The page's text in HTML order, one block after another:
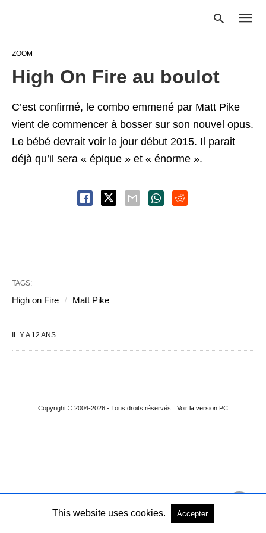
your
search
query
and
ZOOM
High On Fire au boulot
C’est confirmé, le combo emmené par Matt Pike
vient de commencer à bosser sur son nouvel opus.
Le bébé devrait voir le jour début 2015. Il parait
déjà qu’il sera « épique » et « énorme ».
TAGS:
High on Fire Matt Pike
IL Y A 12 ANS
Copyright © 2004-2026 - Tous droits réservés Voir la version PC
This website uses cookies. Accepter